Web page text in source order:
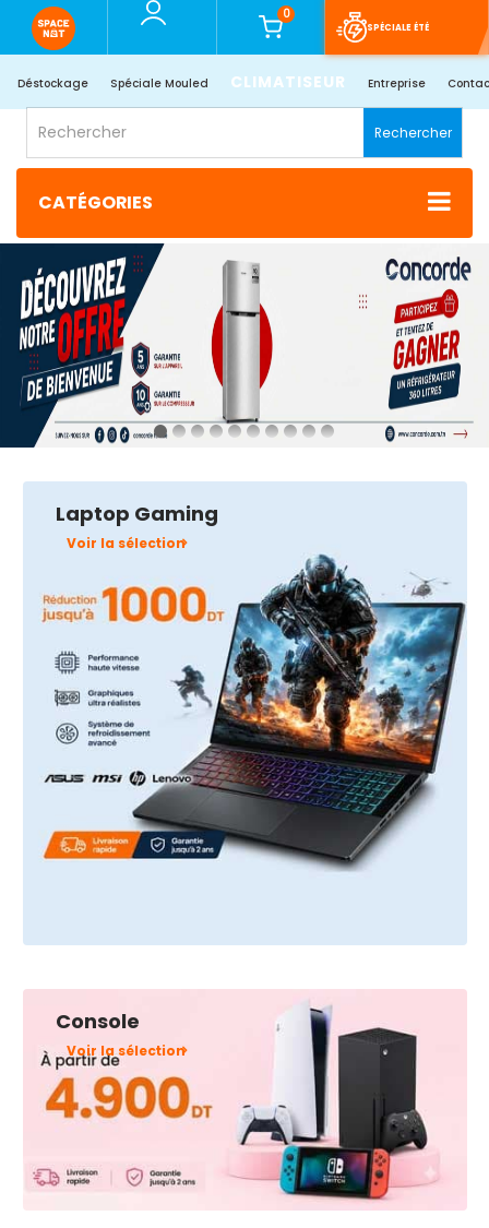
0
SPÉCIALE ÉTÉ
Déstockage Spéciale Mouled CLIMATISEUR Entreprise
Rechercher
CATÉGORIES
Spacenet
Tunisie
Laptop Gaming
Voir la sélection
Console
Voir la sélection